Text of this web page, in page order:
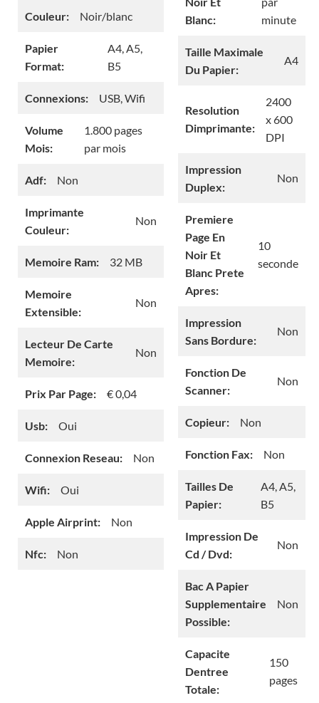
Couleur: Noir/blanc
Papier
Format:
A4, A5,
B5
Connexions: USB, Wifi
Volume
Mois:
1.800 pages
par mois
Adf: Non
Imprimante
Couleur:
Non
Memoire Ram: 32 MB
Memoire
Extensible:
Non
Lecteur De Carte
Memoire:
Non
Prix Par Page: € 0,04
Usb: Oui
Connexion Reseau: Non
Wifi: Oui
Apple Airprint: Non
Nfc: Non
Blanc:
minute
Taille Maximale
Du Papier:
A4
Resolution
Dimprimante:
2400
x 600
DPI
Impression
Duplex:
Non
Premiere
Page En
Noir Et
Blanc Prete
Apres:
10
seconde
Impression
Sans Bordure:
Non
Fonction De
Scanner:
Non
Copieur: Non
Fonction Fax: Non
Tailles De
Papier:
A4, A5,
B5
Impression De
Cd / Dvd:
Non
Bac A Papier
Supplementaire
Possible:
Non
Capacite
Dentree
Totale:
150
pages